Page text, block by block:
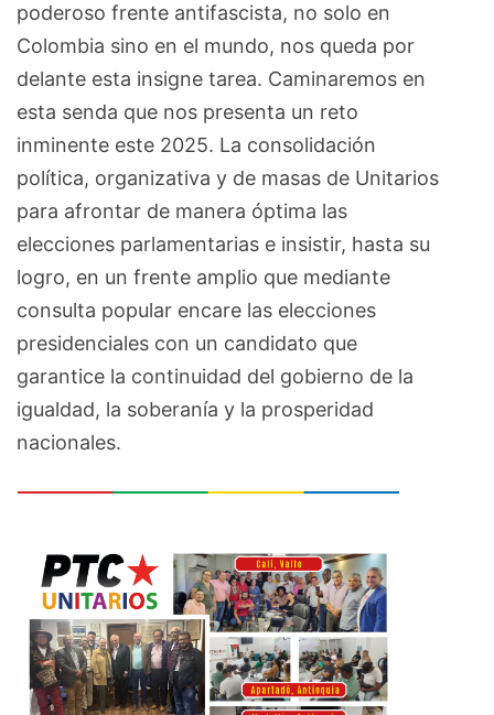
poderoso frente antifascista, no solo en
Colombia sino en el mundo, nos queda por
delante esta insigne tarea. Caminaremos en
esta senda que nos presenta un reto
inminente este 2025. La consolidación
política, organizativa y de masas de Unitarios
para afrontar de manera óptima las
elecciones parlamentarias e insistir, hasta su
logro, en un frente amplio que mediante
consulta popular encare las elecciones
presidenciales con un candidato que
garantice la continuidad del gobierno de la
igualdad, la soberanía y la prosperidad
nacionales.